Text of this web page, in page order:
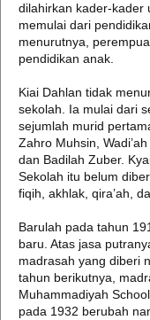
dilahirkan kader-kader
memulai dari
menurutnya,
pendidikan anak.
Kiai Dahlan tidak
sekolah. Ia mulai dari
sejumlah murid
Zahro Muhsin,
dan Badilah Zuber.
Sekolah itu belum
fiqih, akhlak, qira’ah,
Barulah pada tahun
baru. Atas jasa
madrasah yang diberi
tahun berikutnya,
Muhammadiyah
pada 1932 berubah